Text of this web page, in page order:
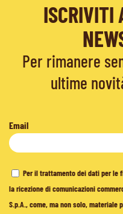
ISCRIVITI
Per rimanere
ultime
Email
Per il trattamento dei dati per le
la ricezione di comunicazioni
S.p.A., come, ma non solo,